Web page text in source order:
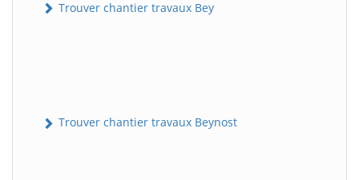
Trouver chantier travaux Bey
Trouver chantier travaux Beynost